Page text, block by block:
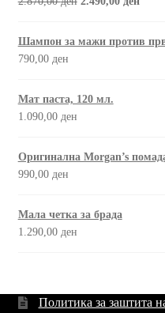
Шампон за мажи против
790,00 ден
Мат паста, 120 мл.
1.090,00 ден
Оригинална Morgan’s
990,00 ден
Мала четка за брада
1.290,00 ден
Политика за заштита